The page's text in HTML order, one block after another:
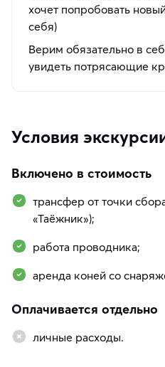
хочет попробовать
себя)
Верим обязательно в
увидеть потрясающие
Условия
Включено в стоимость
трансфер от точки
«Таёжник»);
работа проводника;
аренда коней со
Оплачивается отдельно
личные расходы.